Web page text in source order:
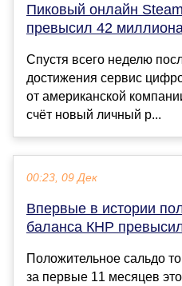
Пиковый онлайн
превысил 42
Спустя всего неделю
достижения сервис
от американской
счёт новый личный р...
00:23, 09 Дек
Впервые в истории
баланса КНР
Положительное сальдо
за первые 11 месяцев